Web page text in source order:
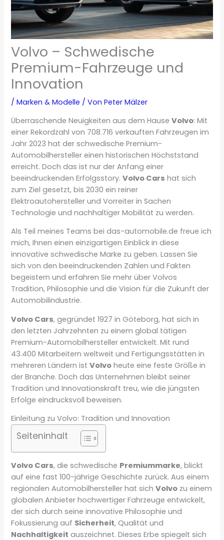
Volvo – Schwedische
Premium-Fahrzeuge und
Innovation
/Marken & Modelle / VonPeter Mälzer
Überraschende Neuigkeiten aus dem HauseVolvo: Mit
einer Rekordzahl von 708.716 verkauften Fahrzeugen im
Jahr 2023 hat der schwedische Premium-
Automobilhersteller einen historischen Höchststand
erreicht. Doch das ist nur der Anfang einer
beeindruckenden Erfolgsstory.Volvo Cars hat sich
zum Ziel gesetzt, bis 2030 ein reiner
Elektroautohersteller und Vorreiter in Sachen
Technologie und nachhaltiger Mobilität zu werden.
Als Teil meines Teams bei das-automobile.de freue ich
mich, Ihnen einen einzigartigen Einblick in diese
innovative schwedische Marke zu geben. Lassen Sie
sich von den beeindruckenden Zahlen und Fakten
begeistern und erfahren Sie mehr über Volvos
Tradition, Philosophie und die Vision für die Zukunft der
Automobilindustrie.
Volvo Cars, gegründet 1927 in Göteborg, hat sich in
den letzten Jahrzehnten zu einem global tätigen
Premium-Automobilhersteller entwickelt. Mit rund
43.400 Mitarbeitern weltweit und Fertigungsstätten in
mehreren Ländern istVolvo heute eine feste Größe in
der Branche. Doch das Unternehmen bleibt seiner
Tradition und Innovationskraft treu, wie die jüngsten
Erfolge eindrucksvoll beweisen.
Einleitung zu Volvo: Tradition und Innovation
Seiteninhalt
Volvo Cars, die schwedische Premiummarke, blickt
auf eine fast 100-jährige Geschichte zurück. Aus einem
regionalen Automobilhersteller hat sichVolvo zu einem
globalen Anbieter hochwertiger Fahrzeuge entwickelt,
der sich durch seine innovative Philosophie und
Fokussierung auf Sicherheit, Qualität und
Nachhaltigkeit auszeichnet. Dieses Erbe spiegelt sich